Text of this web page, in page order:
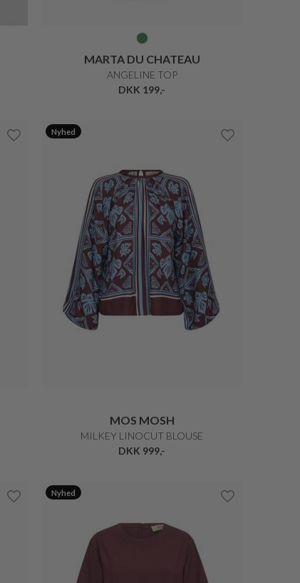
MARTA DU CHATEAU
ANGELINE TOP
DKK 199,-
Nyhed
MOS MOSH
MILKEY LINOCUT BLOUSE
DKK 999,-
Nyhed